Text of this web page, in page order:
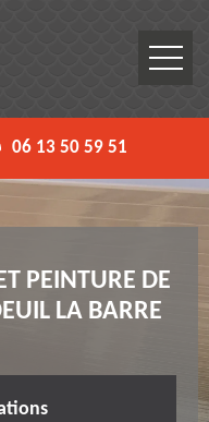
06 13 50 59 51
PEINTURE DE
LA BARRE